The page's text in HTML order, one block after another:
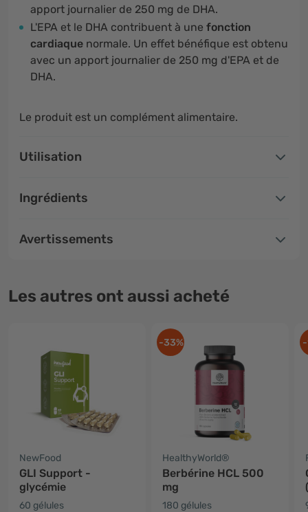
apport journalier de 250 mg de DHA.
L'EPA et le DHA contribuent à une fonction
cardiaque normale. Un effet bénéfique est obtenu
avec un apport journalier de 250 mg d'EPA et de
DHA.
Le produit est un complément alimentaire.
Utilisation
Ingrédients
Avertissements
Les autres ont aussi acheté
NewFood
GLI Support -
glycémie
60 gélules
-33%
HealthyWorld®
Berbérine HCL 500
mg
180 gélules